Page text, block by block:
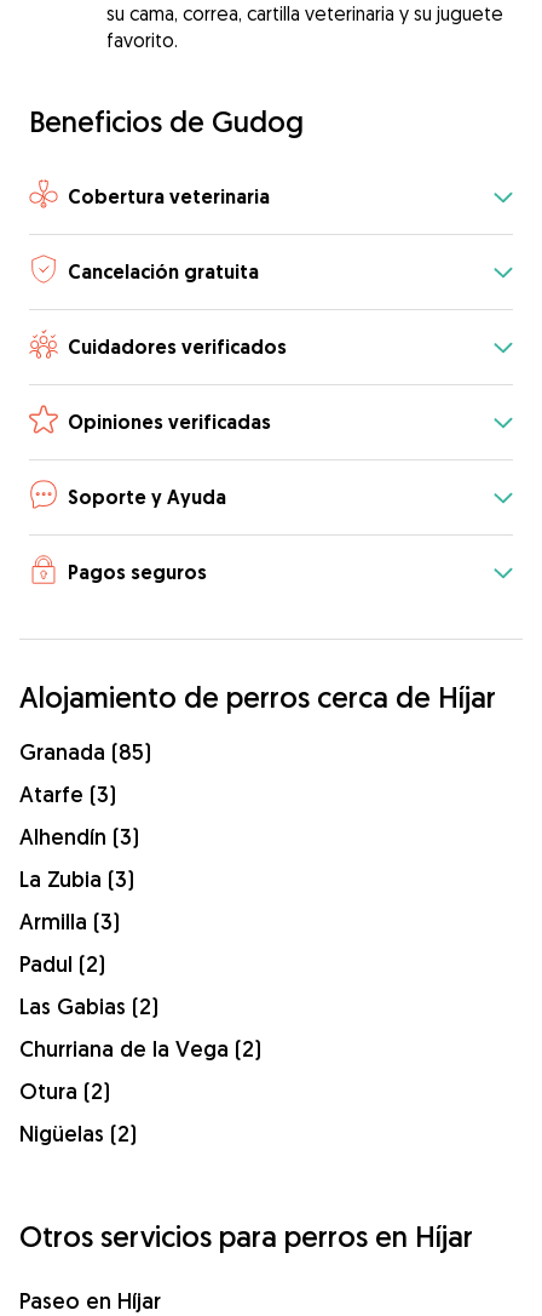
su cama, correa, cartilla veterinaria y su juguete
favorito.
Beneficios de Gudog
Cobertura veterinaria
Cancelación gratuita
Cuidadores verificados
Opiniones verificadas
Soporte y Ayuda
Pagos seguros
Alojamiento de perros cerca de Híjar
Granada (85)
Atarfe (3)
Alhendín (3)
La Zubia (3)
Armilla (3)
Padul (2)
Las Gabias (2)
Churriana de la Vega (2)
Otura (2)
Nigüelas (2)
Otros servicios para perros en Híjar
Paseo en Híjar